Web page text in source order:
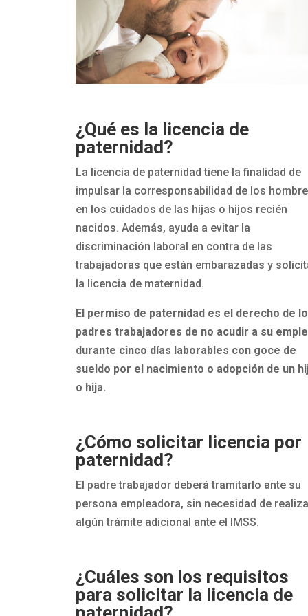
¿Qué es la licencia de
paternidad?
La licencia de paternidad tiene la finalidad de
impulsar la corresponsabilidad de los
en los cuidados de las hijas o hijos recién
nacidos. Además, ayuda a evitar la
discriminación laboral en contra de las
trabajadoras que están embarazadas y
la licencia de maternidad.
El permiso de paternidad es el derecho de
padres trabajadores de no acudir a su
durante cinco días laborables con goce de
sueldo por el nacimiento o adopción de un
o hija.
¿Cómo solicitar licencia por
paternidad?
El padre trabajador deberá tramitarlo ante su
persona empleadora, sin necesidad de
algún trámite adicional ante el IMSS.
¿Cuáles son los requisitos
para solicitar la licencia de